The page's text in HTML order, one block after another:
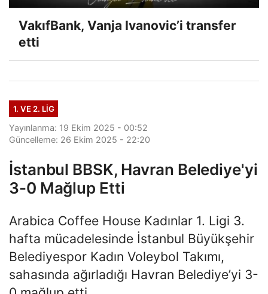
VakıfBank, Vanja Ivanovic’i transfer
etti
1. VE 2. LIG
Yayınlanma: 19 Ekim 2025 - 00:52
Güncelleme: 26 Ekim 2025 - 22:20
İstanbul BBSK, Havran Belediye'yi
3-0 Mağlup Etti
Arabica Coffee House Kadınlar 1. Ligi 3.
hafta mücadelesinde İstanbul Büyükşehir
Belediyespor Kadın Voleybol Takımı,
sahasında ağırladığı Havran Belediye’yi 3-